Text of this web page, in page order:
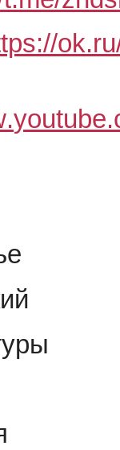
.youtube.